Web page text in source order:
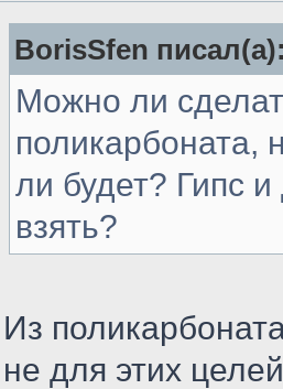
BorisSfen
Можно ли
поликарбоната,
ли будет? Гипс
взять?
Из
не для этих